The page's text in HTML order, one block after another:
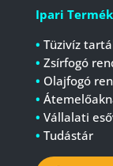
Ipari
• Tüzivíz
• Zsírfogó
• Olajfogó
•
• Vállalati
• Tudástár